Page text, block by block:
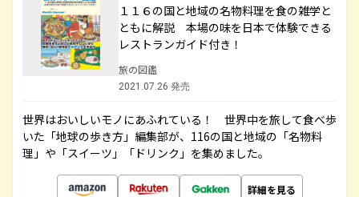
１１６の国と地域の名物料理を食の雑学と
ともに解説 本場の味を日本で体験できる
レストランガイド付き！
旅の図鑑
2021.07.26 発売
世界はおいしいモノにあふれている！ 世界中を旅して食べ歩
いた「地球の歩き方」編集部が、116の国と地域の「名物料
理」や「スイーツ」「ドリンク」を集めました。
詳細を見る